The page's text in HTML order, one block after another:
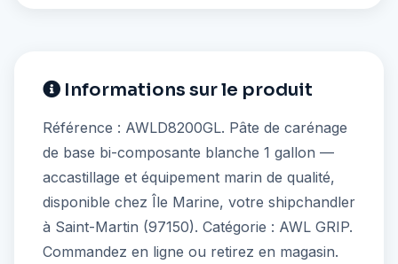
Informations sur le produit
Référence : AWLD8200GL. Pâte de carénage
de base bi-composante blanche 1 gallon —
accastillage et équipement marin de qualité,
disponible chez Île Marine, votre shipchandler
à Saint-Martin (97150). Catégorie : AWL GRIP.
Commandez en ligne ou retirez en magasin.